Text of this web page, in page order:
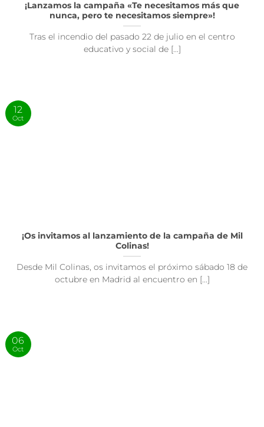
¡Lanzamos la campaña «Te necesitamos más que
nunca, pero te necesitamos siempre»!
Tras el incendio del pasado 22 de julio en el centro
educativo y social de [...]
¡Os invitamos al lanzamiento de la campaña de Mil
Colinas!
Desde Mil Colinas, os invitamos el próximo sábado 18 de
octubre en Madrid al encuentro en [...]
12
Oct
06
Oct